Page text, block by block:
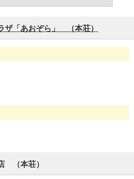
ザ「あおぞら」 （本荘）
（本荘）